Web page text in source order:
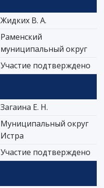
Жидких В. А.
Раменский
муниципальный округ
Участие подтверждено
Загаина Е. Н.
Муниципальный округ
Истра
Участие подтверждено